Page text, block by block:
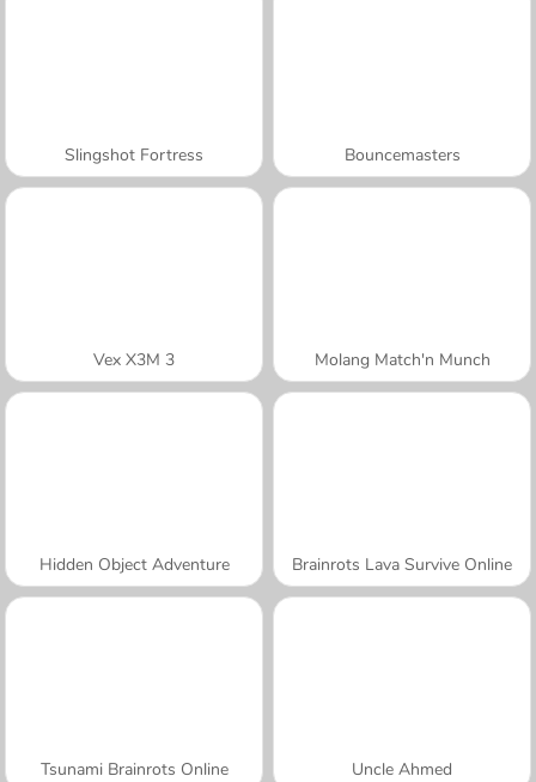
Slingshot Fortress Bouncemasters
Vex X3M 3 Molang Match'n Munch
Hidden Object Adventure Brainrots Lava Survive Online
Tsunami Brainrots Online Uncle Ahmed